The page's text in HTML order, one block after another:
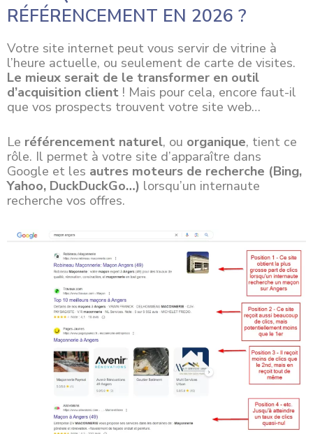
RÉFÉRENCEMENT EN 2026 ?
Votre site internet peut vous servir de vitrine à
l’heure actuelle, ou seulement de carte de visites.
Le mieux serait de le transformer en outil
d’acquisition client ! Mais pour cela, encore faut-il
que vos prospects trouvent votre site web…
Le référencement naturel, ou organique, tient ce
rôle. Il permet à votre site d’apparaître dans
Google et les autres moteurs de recherche (Bing,
Yahoo, DuckDuckGo…) lorsqu’un internaute
recherche vos offres.